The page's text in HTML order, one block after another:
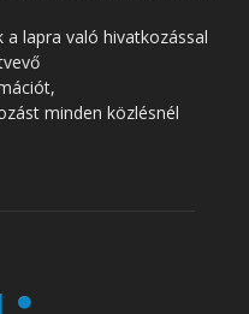
lapra való hivatkozással
minden közlésnél